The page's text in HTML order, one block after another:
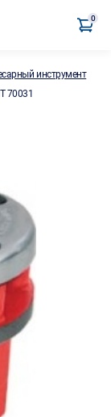
0
инструмент
70031